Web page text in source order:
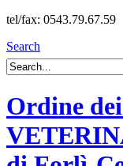
tel/fax: 0543.79.67.59
Search
Ordine